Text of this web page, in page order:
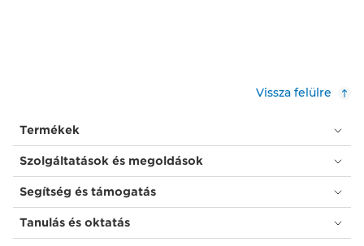
Vissza felülre
Termékek
Szolgáltatások és megoldások
Segítség és támogatás
Tanulás és oktatás